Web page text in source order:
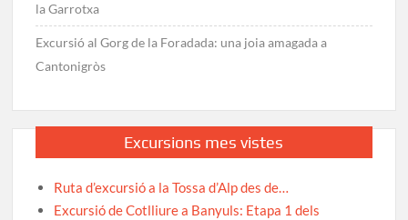
la Garrotxa
Excursió al Gorg de la Foradada: una joia amagada a
Cantonigròs
Excursions mes vistes
Ruta d’excursió a la Tossa d’Alp des de…
Excursió de Cotlliure a Banyuls: Etapa 1 dels